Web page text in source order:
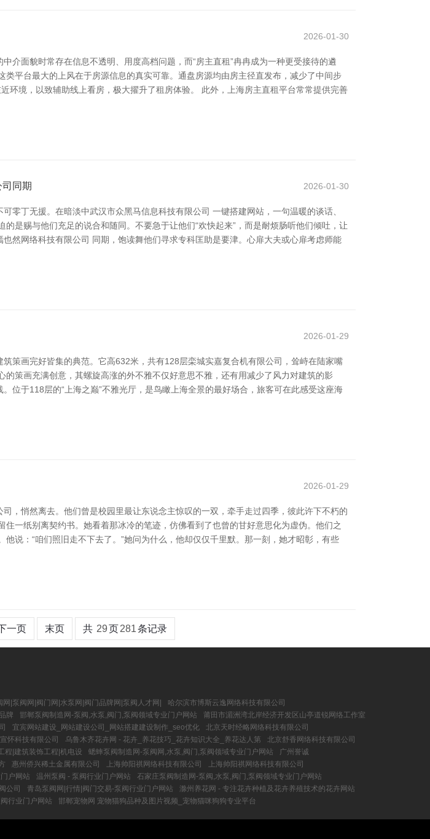
2026-01-30
介面貌时常存在信息不透明、用度高档问题，而“房主直租”冉冉成为一种更受接待的遴
平台最大的上风在于房源信息的真实可靠。通盘房源均由房主径直发布，减少了中间步
环境，以致辅助线上看房，极大擢升了租房体验。 此外，上海房主直租平台常常提供完善
同期 2026-01-30
零丁无援。在暗淡中武汉市众黑马信息科技有限公司 一键搭建网站，一句温暖的谈话、
是赐与他们充足的说合和随同。不要急于让他们“欢快起来”，而是耐烦肠听他们倾吐，让
然网络科技有限公司 同期，饱读舞他们寻求专科匡助是要津。心扉大夫或心扉考虑师能
2026-01-29
策画完好皆集的典范。它高632米，共有128层栾城实嘉复合机有限公司，耸峙在陆家嘴
策画充满创意，其螺旋高涨的外不雅不仅好意思不雅，还有用减少了风力对建筑的影
位于118层的“上海之巅”不雅光厅，是鸟瞰上海全景的最好场合，旅客可在此感受这座海
2026-01-29
，悄然离去。他们曾是校园里最让东说念主惊叹的一双，牵手走过四季，彼此许下不朽的
一纸别离契约书。她看着那冰冷的笔迹，仿佛看到了也曾的甘好意思化为虚伪。他们之
说：“咱们照旧走不下去了。”她问为什么，他却仅仅千里默。那一刻，她才昭彰，有些
一页 末页 共 29页281条记录
网|泵阀网|阀门网|水泵网|阀门品牌网|泵阀人才网|
哈尔滨市博斯云逸网络科技有限公司
牌 邯郸泵阀制造网-泵阀,水泵,阀门,泵阀领域专业门户网站
莆田市湄洲湾北岸经济开发区山亭道锐网络工作室
宜宾网站建设_网站建设公司_网站搭建建设制作_seo优化
北京天时经略网络科技有限公司
怀科技有限公司 乌鲁木齐花卉网 - 花卉_养花技巧_花卉知识大全_养花达人第
北京舒香网络科技有限公司
程|建筑装饰工程|机电设 蟋蟀泵阀制造网-泵阀网,水泵,阀门,泵阀领域专业门户网站
广州誉诚
惠州侨兴稀土金属有限公司 上海帅阳祺网络科技有限公司
上海帅阳祺网络科技有限公司
户网站 温州泵阀 - 泵阀行业门户网站
石家庄泵阀制造网-泵阀,水泵,阀门,泵阀领域专业门户网站
公司 青岛泵阀网|行情|阀门交易-泵阀行业门户网站
滁州养花网 - 专注花卉种植及花卉养殖技术的花卉网站
行业门户网站 邯郸宠物网 宠物猫狗品种及图片视频_宠物猫咪狗狗专业平台